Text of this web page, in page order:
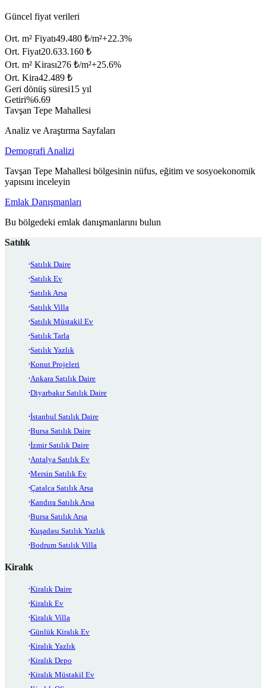
Güncel fiyat verileri
Ort. m² Fiyatı49.480 ₺/m²+22.3%
Ort. Fiyat20.633.160 ₺
Ort. m² Kirası276 ₺/m²+25.6%
Ort. Kira42.489 ₺
Geri dönüş süresi15 yıl
Getiri%6.69
Tavşan Tepe Mahallesi
Analiz ve Araştırma Sayfaları
Demografi Analizi
Tavşan Tepe Mahallesi bölgesinin nüfus, eğitim ve sosyoekonomik
yapısını inceleyin
Emlak Danışmanları
Bu bölgedeki emlak danışmanlarını bulun
Satılık
Satılık Daire
Satılık Ev
Satılık Arsa
Satılık Villa
Satılık Müstakil Ev
Satılık Tarla
Satılık Yazlık
Konut Projeleri
Ankara Satılık Daire
Diyarbakır Satılık Daire
İstanbul Satılık Daire
Bursa Satılık Daire
İzmir Satılık Daire
Antalya Satılık Ev
Mersin Satılık Ev
Çatalca Satılık Arsa
Kandıra Satılık Arsa
Bursa Satılık Arsa
Kuşadası Satılık Yazlık
Bodrum Satılık Villa
Kiralık
Kiralık Daire
Kiralık Ev
Kiralık Villa
Günlük Kiralık Ev
Kiralık Yazlık
Kiralık Depo
Kiralık Müstakil Ev